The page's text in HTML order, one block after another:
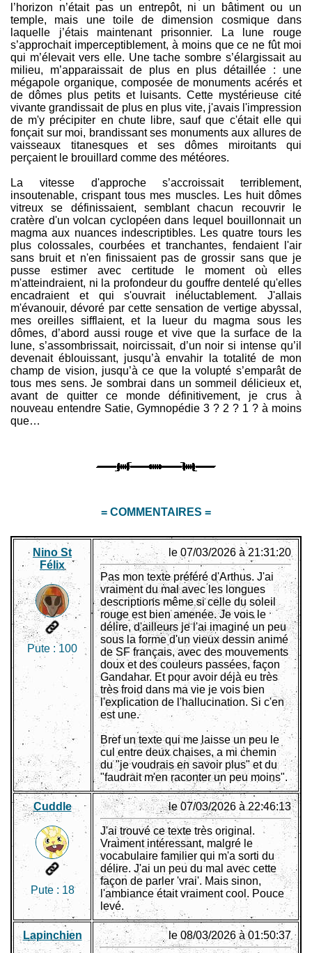
l’horizon n’était pas un entrepôt, ni un bâtiment ou un
temple, mais une toile de dimension cosmique dans
laquelle j’étais maintenant prisonnier. La lune rouge
s’approchait imperceptiblement, à moins que ce ne fût moi
qui m’élevait vers elle. Une tache sombre s’élargissait au
milieu, m’apparaissait de plus en plus détaillée : une
mégapole organique, composée de monuments acérés et
de dômes plus petits et luisants. Cette mystérieuse cité
vivante grandissait de plus en plus vite, j'avais l'impression
de m'y précipiter en chute libre, sauf que c'était elle qui
fonçait sur moi, brandissant ses monuments aux allures de
vaisseaux titanesques et ses dômes miroitants qui
perçaient le brouillard comme des météores.
La vitesse d'approche s’accroissait terriblement,
insoutenable, crispant tous mes muscles. Les huit dômes
vitreux se définissaient, semblant chacun recouvrir le
cratère d'un volcan cyclopéen dans lequel bouillonnait un
magma aux nuances indescriptibles. Les quatre tours les
plus colossales, courbées et tranchantes, fendaient l'air
sans bruit et n'en finissaient pas de grossir sans que je
pusse estimer avec certitude le moment où elles
m'atteindraient, ni la profondeur du gouffre dentelé qu'elles
encadraient et qui s'ouvrait inéluctablement. J'allais
m'évanouir, dévoré par cette sensation de vertige abyssal,
mes oreilles sifflaient, et la lueur du magma sous les
dômes, d’abord aussi rouge et vive que la surface de la
lune, s’assombrissait, noircissait, d’un noir si intense qu’il
devenait éblouissant, jusqu’à envahir la totalité de mon
champ de vision, jusqu’à ce que la volupté s’emparât de
tous mes sens. Je sombrai dans un sommeil délicieux et,
avant de quitter ce monde définitivement, je crus à
nouveau entendre Satie, Gymnopédie 3 ? 2 ? 1 ? à moins
que…
= COMMENTAIRES =
Nino St
Félix
Pute : 100
le 07/03/2026 à 21:31:20
Pas mon texte préféré d'Arthus. J'ai
vraiment du mal avec les longues
descriptions même si celle du soleil
rouge est bien amenée. Je vois le
délire, d'ailleurs je l'ai imaginé un peu
sous la forme d'un vieux dessin animé
de SF français, avec des mouvements
doux et des couleurs passées, façon
Gandahar. Et pour avoir déjà eu très
très froid dans ma vie je vois bien
l'explication de l'hallucination. Si c'en
est une.
Bref un texte qui me laisse un peu le
cul entre deux chaises, a mi chemin
du "je voudrais en savoir plus" et du
"faudrait m'en raconter un peu moins".
Cuddle
Pute : 18
le 07/03/2026 à 22:46:13
J'ai trouvé ce texte très original.
Vraiment intéressant, malgré le
vocabulaire familier qui m'a sorti du
délire. J'ai un peu du mal avec cette
façon de parler 'vrai'. Mais sinon,
l'ambiance était vraiment cool. Pouce
levé.
Lapinchien le 08/03/2026 à 01:50:37